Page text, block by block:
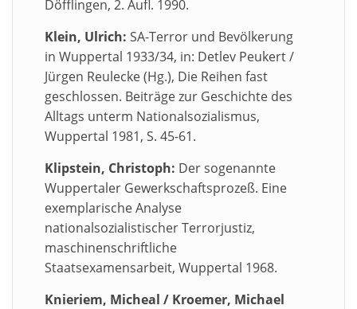
Döfflingen, 2. Aufl. 1990.
Klein, Ulrich: SA-Terror und Bevölkerung
in Wuppertal 1933/34, in: Detlev Peukert /
Jürgen Reulecke (Hg.), Die Reihen fast
geschlossen. Beiträge zur Geschichte des
Alltags unterm Nationalsozialismus,
Wuppertal 1981, S. 45-61.
Klipstein, Christoph: Der sogenannte
Wuppertaler Gewerkschaftsprozeß. Eine
exemplarische Analyse
nationalsozialistischer Terrorjustiz,
maschinenschriftliche
Staatsexamensarbeit, Wuppertal 1968.
Knieriem, Micheal / Kroemer, Michael